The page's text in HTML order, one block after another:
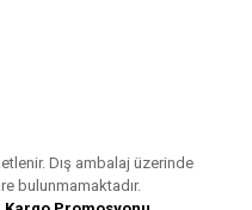
Dış ambalaj üzerinde
bulunmamaktadır.